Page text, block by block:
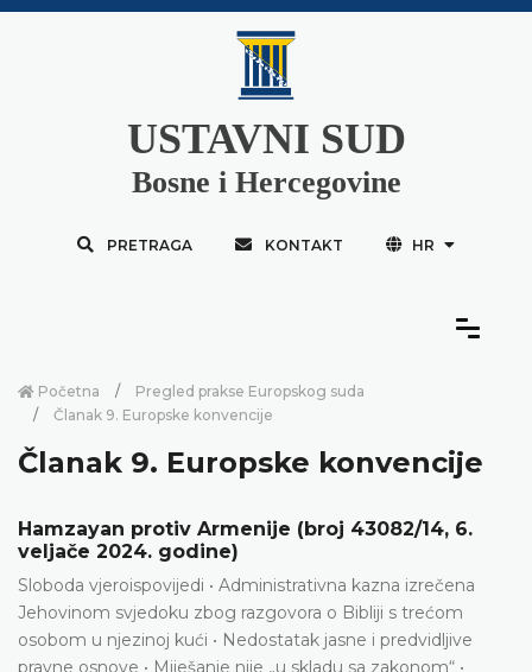
USTAVNI SUD
Bosne i Hercegovine
PRETRAGA KONTAKT HR
Početna
Pregled prakse Europskog suda
Članak 9. Europske konvencije
Članak 9. Europske konvencije
Hamzayan protiv Armenije (broj 43082/14, 6.
veljače 2024. godine)
Sloboda vjeroispovijedi • Administrativna kazna izrečena
Jehovinom svjedoku zbog razgovora o Bibliji s trećom
osobom u njezinoj kući • Nedostatak jasne i predvidljive
pravne osnove • Miješanje nije „u skladu sa zakonom“ •